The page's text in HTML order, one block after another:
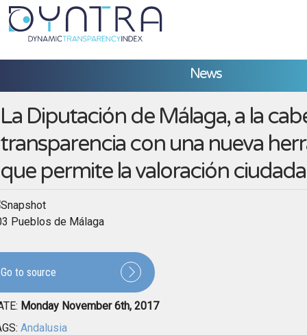
News
La Diputación de Málaga, a la
transparencia con una nueva
que permite la valoración
Pueblos de Málaga
Go to source
Monday November 6th, 2017
Andalusia